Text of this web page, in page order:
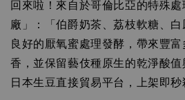
回來啦！來自於哥倫比亞的特殊
廠」：「伯爵奶茶、荔枝軟糖、白
良好的厭氧蜜處理發酵，帶來豐
香，並保留藝伎種原生的乾淨酸
日本生豆直接貿易平台，上架即秒